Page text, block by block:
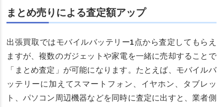
まとめ売りによる査定額アップ
出張買取ではモバイルバッテリー1点から査定してもらえ
ますが、複数のガジェットや家電を一緒に売却することで
「まとめ査定」が可能になります。たとえば、モバイルバ
ッテリーに加えてスマートフォン、イヤホン、タブレッ
ト、パソコン周辺機器などを同時に査定に出すと、業者側